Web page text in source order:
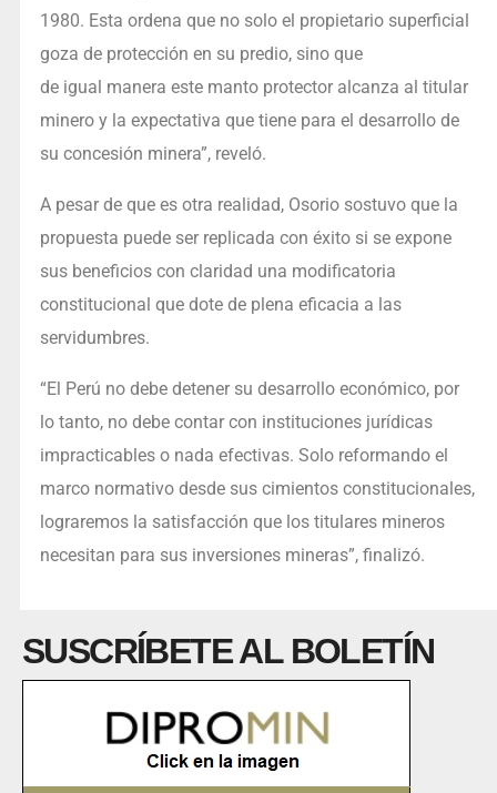
1980. Esta ordena que no solo el propietario superficial
goza de protección en su predio, sino que
de igual manera este manto protector alcanza al titular
minero y la expectativa que tiene para el desarrollo de
su concesión minera”, reveló.
A pesar de que es otra realidad, Osorio sostuvo que la
propuesta puede ser replicada con éxito si se expone
sus beneficios con claridad una modificatoria
constitucional que dote de plena eficacia a las
servidumbres.
“El Perú no debe detener su desarrollo económico, por
lo tanto, no debe contar con instituciones jurídicas
impracticables o nada efectivas. Solo reformando el
marco normativo desde sus cimientos constitucionales,
lograremos la satisfacción que los titulares mineros
necesitan para sus inversiones mineras”, finalizó.
SUSCRÍBETE AL BOLETÍN